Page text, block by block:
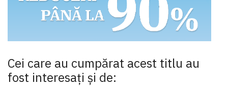
Cei care au cumpărat acest titlu au
fost interesaţi şi de: